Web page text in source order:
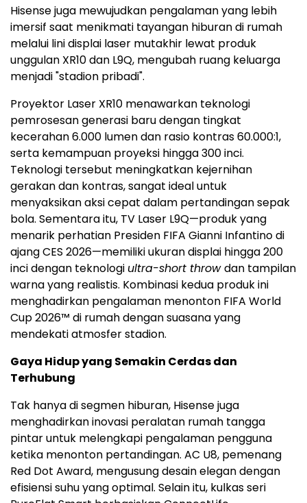
Hisense juga mewujudkan pengalaman yang lebih
imersif saat menikmati tayangan hiburan di rumah
melalui lini displai laser mutakhir lewat produk
unggulan XR10 dan L9Q, mengubah ruang keluarga
menjadi "stadion pribadi".
Proyektor Laser XR10 menawarkan teknologi
pemrosesan generasi baru dengan tingkat
kecerahan 6.000 lumen dan rasio kontras 60.000:1,
serta kemampuan proyeksi hingga 300 inci.
Teknologi tersebut meningkatkan kejernihan
gerakan dan kontras, sangat ideal untuk
menyaksikan aksi cepat dalam pertandingan sepak
bola. Sementara itu, TV Laser L9Q—produk yang
menarik perhatian Presiden FIFA Gianni Infantino di
ajang CES 2026—memiliki ukuran displai hingga 200
inci dengan teknologi ultra-short throwdan tampilan
warna yang realistis. Kombinasi kedua produk ini
menghadirkan pengalaman menonton FIFA World
Cup 2026™ di rumah dengan suasana yang
mendekati atmosfer stadion.
Gaya Hidup yang Semakin Cerdas dan
Terhubung
Tak hanya di segmen hiburan, Hisense juga
menghadirkan inovasi peralatan rumah tangga
pintar untuk melengkapi pengalaman pengguna
ketika menonton pertandingan. AC U8, pemenang
Red Dot Award, mengusung desain elegan dengan
efisiensi suhu yang optimal. Selain itu, kulkas seri